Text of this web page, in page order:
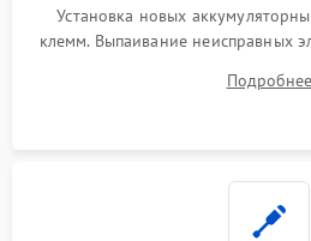
Установка новых
клемм. Выпаивание неисправных
цепи зарядки и монтаж
Восстановление поврежденных
Подробнее